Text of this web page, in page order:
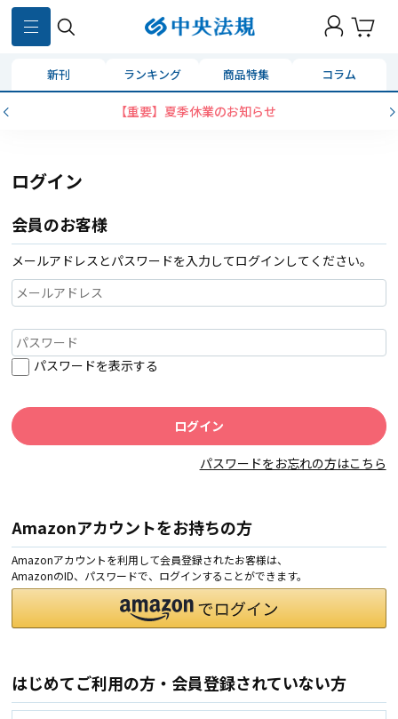
新刊 ランキング 商品特集 コラム
【重要】夏季休業のお知らせ
ログイン
会員のお客様
メールアドレスとパスワードを入力してログインしてください。
パスワードを表示する
パスワードをお忘れの方はこちら
Amazonアカウントをお持ちの方
Amazonアカウントを利用して会員登録されたお客様は、
AmazonのID、パスワードで、ログインすることができます。
はじめてご利用の方・会員登録されていない方